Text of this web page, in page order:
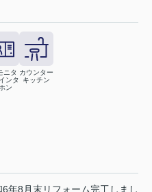
ニタ
ンタ
ン
カウンター
キッチン
年8月末リフォーム完工しまし